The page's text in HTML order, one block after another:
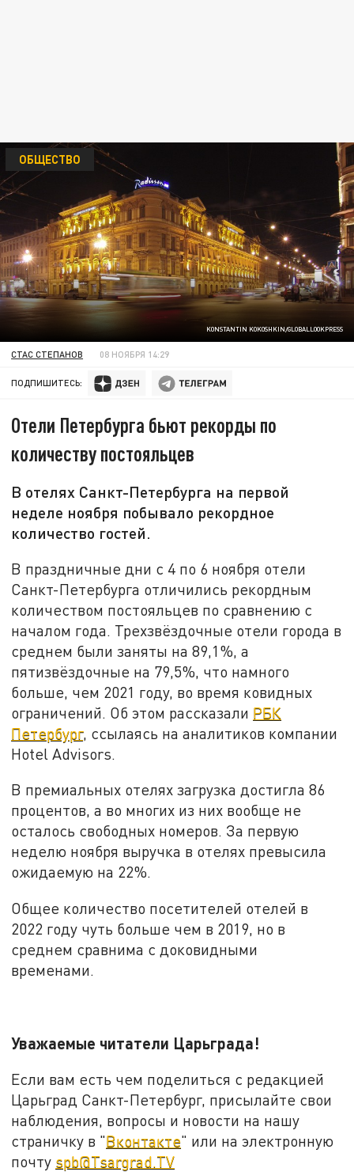
KONSTANTIN KOKOSHKIN/GLOBALLOOKPRESS
ОБЩЕСТВО
СТАС СТЕПАНОВ 08 НОЯБРЯ 14:29
ПОДПИШИТЕСЬ:
Отели Петербурга бьют рекорды по
количеству постояльцев
В отелях Санкт-Петербурга на первой
неделе ноября побывало рекордное
количество гостей.
В праздничные дни с 4 по 6 ноября отели
Санкт-Петербурга отличились рекордным
количеством постояльцев по сравнению с
началом года. Трехзвёздочные отели города в
среднем были заняты на 89,1%, а
пятизвёздочные на 79,5%, что намного
больше, чем 2021 году, во время ковидных
ограничений. Об этом рассказали РБК
Петербург, ссылаясь на аналитиков компании
Hotel Advisors.
В премиальных отелях загрузка достигла 86
процентов, а во многих из них вообще не
осталось свободных номеров. За первую
неделю ноября выручка в отелях превысила
ожидаемую на 22%.
Общее количество посетителей отелей в
2022 году чуть больше чем в 2019, но в
среднем сравнима с доковидными
временами.
Уважаемые читатели Царьграда!
Если вам есть чем поделиться с редакцией
Царьград Санкт-Петербург, присылайте свои
наблюдения, вопросы и новости на нашу
страничку в "Вконтакте" или на электронную
почту spb@Tsargrad.TV